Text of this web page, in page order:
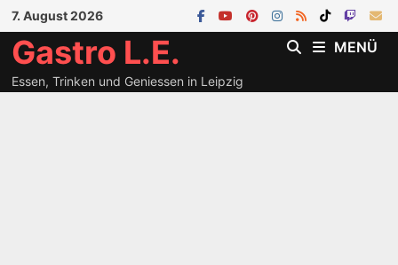
Zum
Inhalt
springen
7. August 2026
Gastro L.E.
Essen, Trinken und Geniessen in Leipzig
MENÜ